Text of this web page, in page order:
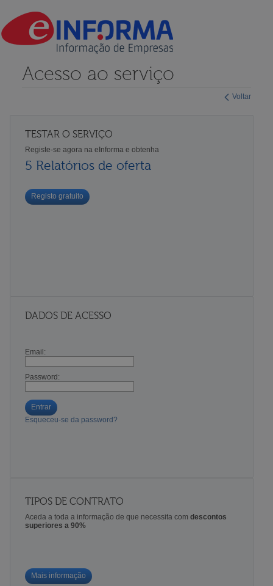
Voltar
Acesso ao serviço
TESTAR O SERVIÇO
Registe-se agora na eInforma e obtenha
5 Relatórios de oferta
Registo gratuito
DADOS DE ACESSO
Email:
Password:
Entrar
Esqueceu-se da password?
TIPOS DE CONTRATO
Aceda a toda a informação de que necessita com descontos
superiores a 90%
Mais informação